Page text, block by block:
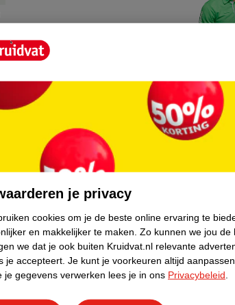
Zo hoef je niet thuis te blijven
advies krijgt over
In
In
je privacy
cookies om je de beste online ervaring te
en makkelijker te maken. Zo kunnen we jou de
we dat je ook buiten Kruidvat.nl relevante
je accepteert. Je kunt je voorkeuren altijd
je gegevens verwerken lees je in ons Privacybeleid